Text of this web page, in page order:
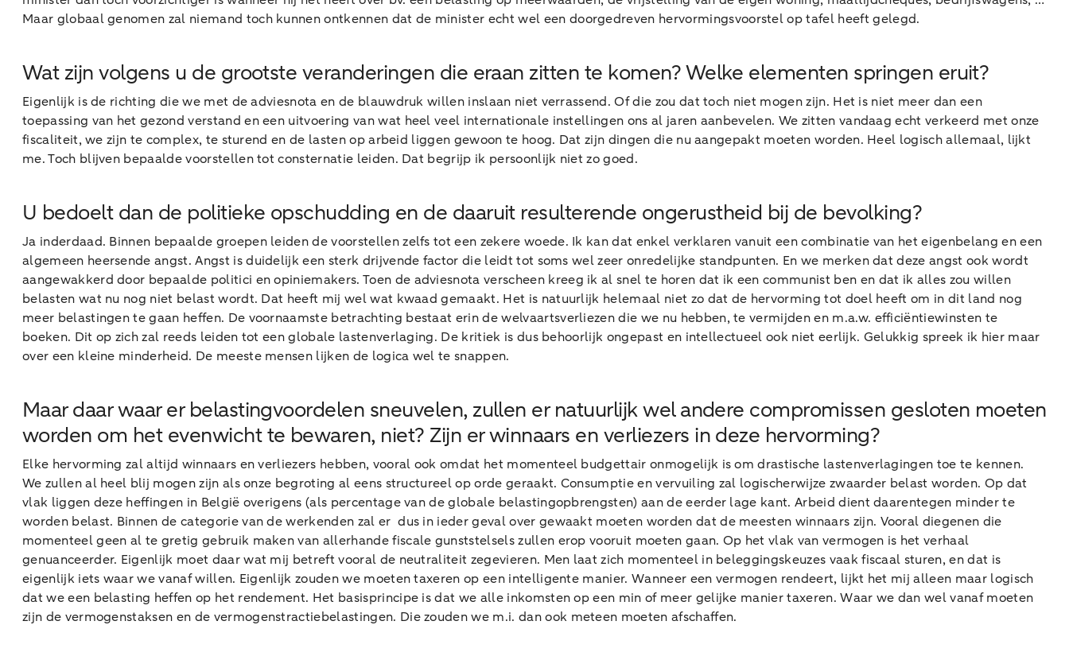
Maar globaal genomen zal niemand toch kunnen ontkennen dat de minister echt wel een doorgedreven hervormingsvoorstel op tafel heeft gelegd.
Wat zijn volgens u de grootste veranderingen die eraan zitten te komen? Welke elementen springen eruit?
Eigenlijk is de richting die we met de adviesnota en de blauwdruk willen inslaan niet verrassend. Of die zou dat toch niet mogen zijn. Het is niet meer dan een
toepassing van het gezond verstand en een uitvoering van wat heel veel internationale instellingen ons al jaren aanbevelen. We zitten vandaag echt verkeerd met onze
fiscaliteit, we zijn te complex, te sturend en de lasten op arbeid liggen gewoon te hoog. Dat zijn dingen die nu aangepakt moeten worden. Heel logisch allemaal, lijkt
me. Toch blijven bepaalde voorstellen tot consternatie leiden. Dat begrijp ik persoonlijk niet zo goed.
U bedoelt dan de politieke opschudding en de daaruit resulterende ongerustheid bij de bevolking?
Ja inderdaad. Binnen bepaalde groepen leiden de voorstellen zelfs tot een zekere woede. Ik kan dat enkel verklaren vanuit een combinatie van het eigenbelang en een
algemeen heersende angst. Angst is duidelijk een sterk drijvende factor die leidt tot soms wel zeer onredelijke standpunten. En we merken dat deze angst ook wordt
aangewakkerd door bepaalde politici en opiniemakers. Toen de adviesnota verscheen kreeg ik al snel te horen dat ik een communist ben en dat ik alles zou willen
belasten wat nu nog niet belast wordt. Dat heeft mij wel wat kwaad gemaakt. Het is natuurlijk helemaal niet zo dat de hervorming tot doel heeft om in dit land nog
meer belastingen te gaan heffen. De voornaamste betrachting bestaat erin de welvaartsverliezen die we nu hebben, te vermijden en m.a.w. efficiëntiewinsten te
boeken. Dit op zich zal reeds leiden tot een globale lastenverlaging. De kritiek is dus behoorlijk ongepast en intellectueel ook niet eerlijk. Gelukkig spreek ik hier maar
over een kleine minderheid. De meeste mensen lijken de logica wel te snappen.
Maar daar waar er belastingvoordelen sneuvelen, zullen er natuurlijk wel andere compromissen gesloten moeten
worden om het evenwicht te bewaren, niet? Zijn er winnaars en verliezers in deze hervorming?
Elke hervorming zal altijd winnaars en verliezers hebben, vooral ook omdat het momenteel budgettair onmogelijk is om drastische lastenverlagingen toe te kennen.
We zullen al heel blij mogen zijn als onze begroting al eens structureel op orde geraakt. Consumptie en vervuiling zal logischerwijze zwaarder belast worden. Op dat
vlak liggen deze heffingen in België overigens (als percentage van de globale belastingopbrengsten) aan de eerder lage kant. Arbeid dient daarentegen minder te
worden belast. Binnen de categorie van de werkenden zal er dus in ieder geval over gewaakt moeten worden dat de meesten winnaars zijn. Vooral diegenen die
momenteel geen al te gretig gebruik maken van allerhande fiscale gunststelsels zullen erop vooruit moeten gaan. Op het vlak van vermogen is het verhaal
genuanceerder. Eigenlijk moet daar wat mij betreft vooral de neutraliteit zegevieren. Men laat zich momenteel in beleggingskeuzes vaak fiscaal sturen, en dat is
eigenlijk iets waar we vanaf willen. Eigenlijk zouden we moeten taxeren op een intelligente manier. Wanneer een vermogen rendeert, lijkt het mij alleen maar logisch
dat we een belasting heffen op het rendement. Het basisprincipe is dat we alle inkomsten op een min of meer gelijke manier taxeren. Waar we dan wel vanaf moeten
zijn de vermogenstaksen en de vermogenstractiebelastingen. Die zouden we m.i. dan ook meteen moeten afschaffen.